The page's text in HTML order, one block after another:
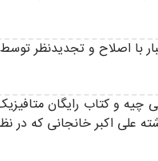
با اصلاح و
و کتاب رایگان
علی اکبر خانجانی که در